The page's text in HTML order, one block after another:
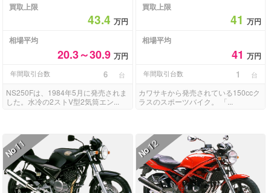
買取上限
43.4万円
相場平均
20.3～30.9万円
年間取引台数 6 台
NS250Fは、1984年5月に発売されま
した。水冷の2ストV型2気筒エン...
買取上限
41 万円
相場平均
41 万円
年間取引台数 1 台
カワサキから発売されている150ccク
ラスのスポーツバイク。 「...
No
11 No
12